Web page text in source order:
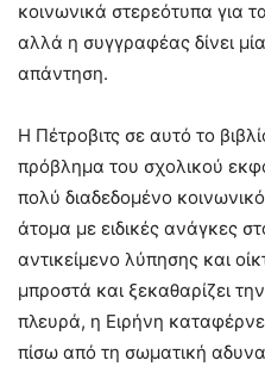
κοινωνικά στερεότυπα για
αλλά η συγγραφέας δίνει
απάντηση.
Η Πέτροβιτς σε αυτό το
πρόβλημα του σχολικού
πολύ διαδεδομένο
άτομα με ειδικές ανάγκες
αντικείμενο λύπησης και
μπροστά και ξεκαθαρίζει
πλευρά, η Ειρήνη
πίσω από τη σωματική